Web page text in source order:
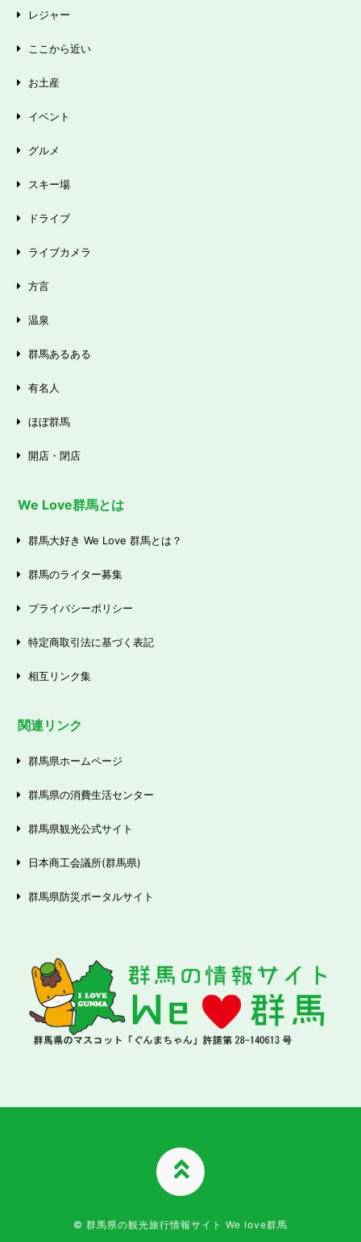
レジャー
ここから近い
お土産
イベント
グルメ
スキー場
ドライブ
ライブカメラ
方言
温泉
群馬あるある
有名人
ほぼ群馬
開店・閉店
We Love群馬とは
群馬大好き We Love 群馬とは？
群馬のライター募集
プライバシーポリシー
特定商取引法に基づく表記
相互リンク集
関連リンク
群馬県ホームページ
群馬県の消費生活センター
群馬県観光公式サイト
日本商工会議所(群馬県)
群馬県防災ポータルサイト
TOPへ
© 群馬県の観光旅行情報サイト We love群馬